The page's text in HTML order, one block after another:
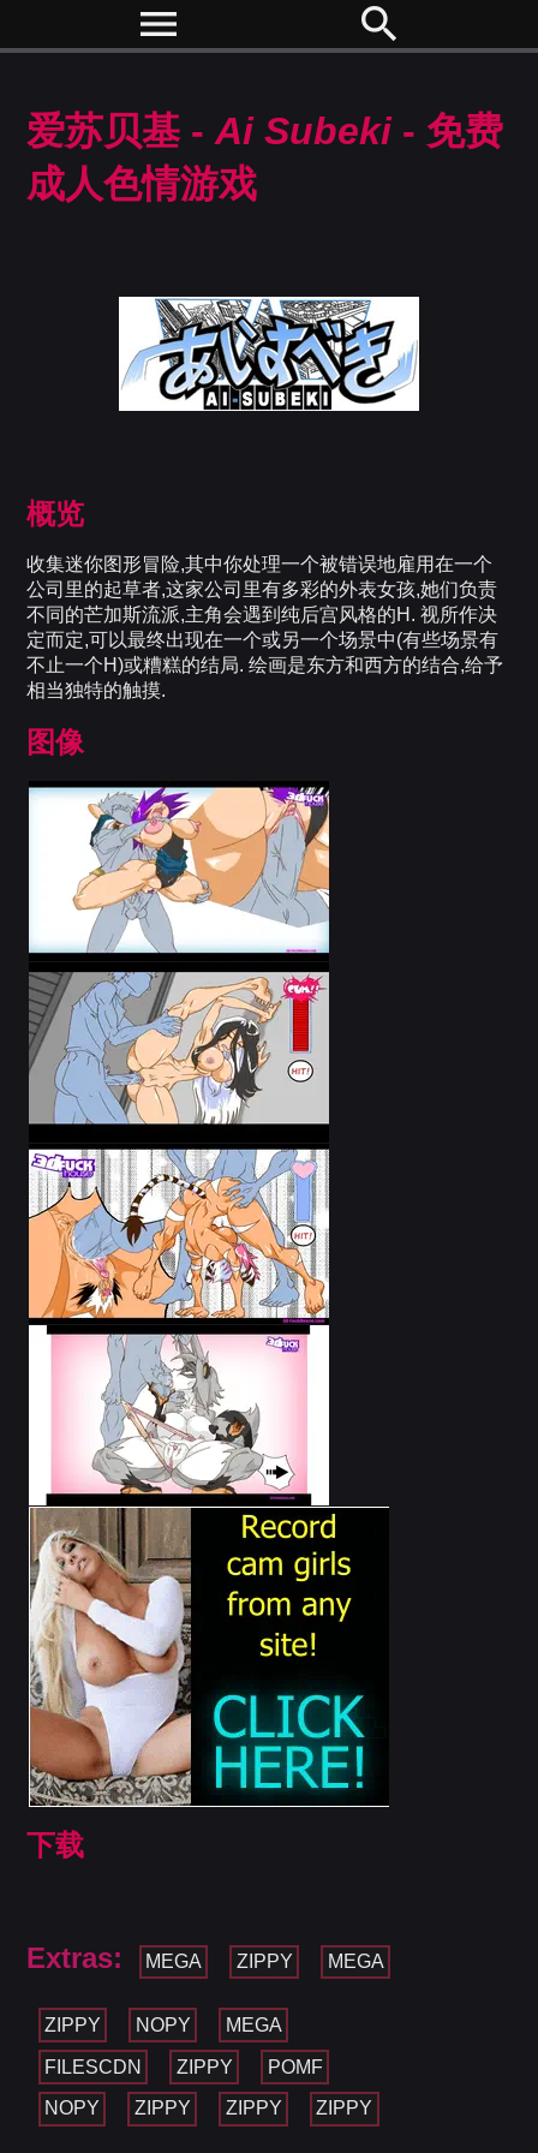
menu search
爱苏贝基 -Ai Subeki- 免费
成人色情游戏
概览
收集迷你图形冒险,其中你处理一个被错误地雇用在一个
公司里的起草者,这家公司里有多彩的外表女孩,她们负责
不同的芒加斯流派,主角会遇到纯后宫风格的H. 视所作决
定而定,可以最终出现在一个或另一个场景中(有些场景有
不止一个H)或糟糕的结局. 绘画是东方和西方的结合,给予
相当独特的触摸.
图像
下载
Extras: MEGA ZIPPY MEGA
ZIPPY NOPY MEGA
FILESCDN ZIPPY POMF
NOPY ZIPPY ZIPPY ZIPPY